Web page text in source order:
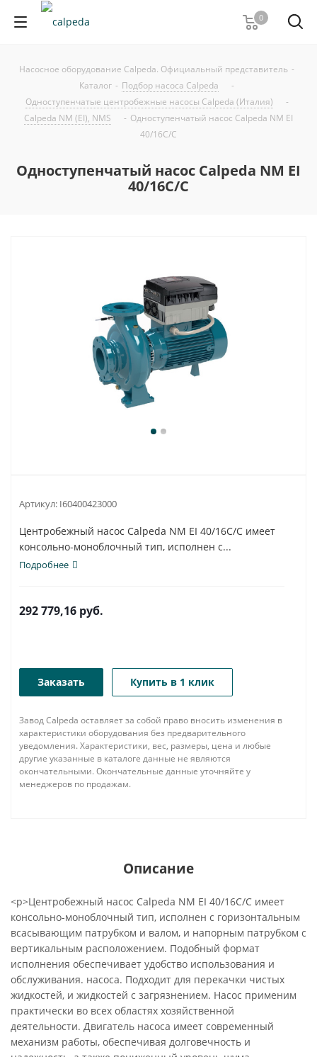
0
Насосное оборудование Calpeda. Официальный представитель -
Каталог - Подбор насоса Calpeda
-
Одноступенчатые центробежные насосы Calpeda (Италия)
-
Calpeda NM (EI), NMS
- Одноступенчатый насос Calpeda NM EI
40/16C/C
Одноступенчатый насос Calpeda NM EI
40/16C/C
Артикул: I60400423000
Центробежный насос Calpeda NM EI 40/16C/C имеет
консольно-моноблочный тип, исполнен с...
Подробнее
292 779,16 руб.
Заказать Купить в 1 клик
Завод Calpeda оставляет за собой право вносить изменения в
характеристики оборудования без предварительного
уведомления. Характеристики, вес, размеры, цена и любые
другие указанные в каталоге данные не являются
окончательными. Окончательные данные уточняйте у
менеджеров по продажам.
Описание
<p>Центробежный насос Calpeda NM EI 40/16C/C имеет
консольно-моноблочный тип, исполнен с горизонтальным
всасывающим патрубком и валом, и напорным патрубком с
вертикальным расположением. Подобный формат
исполнения обеспечивает удобство использования и
обслуживания. насоса. Подходит для перекачки чистых
жидкостей, и жидкостей с загрязнением. Насос применим
практически во всех областях хозяйственной
деятельности. Двигатель насоса имеет современный
механизм работы, обеспечивая долговечность и